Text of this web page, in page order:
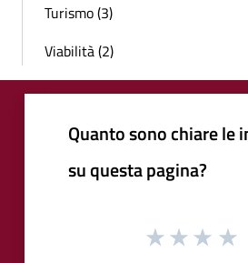
Turismo (3)
Viabilità (2)
Quanto sono chiare le
su questa pagina?